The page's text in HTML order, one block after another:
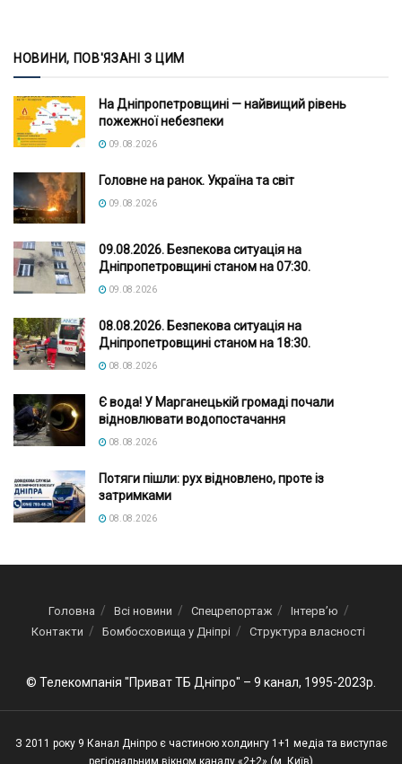
НОВИНИ, ПОВ'ЯЗАНІ З ЦИМ
На Дніпропетровщині — найвищий рівень
пожежної небезпеки
09.08.2026
Головне на ранок. Україна та світ
09.08.2026
09.08.2026. Безпекова ситуація на
Дніпропетровщині станом на 07:30.
09.08.2026
08.08.2026. Безпекова ситуація на
Дніпропетровщині станом на 18:30.
08.08.2026
Є вода! У Марганецькій громаді почали
відновлювати водопостачання
08.08.2026
Потяги пішли: рух відновлено, проте із
затримками
08.08.2026
Головна Всі новини Спецрепортаж
Інтерв’ю
Контакти
Бомбосховища у Дніпрі Структура власності
© Телекомпанія "Приват ТБ Дніпро" – 9 канал, 1995-2023р.
З 2011 року 9 Канал Дніпро є частиною холдингу 1+1 медіа та виступає